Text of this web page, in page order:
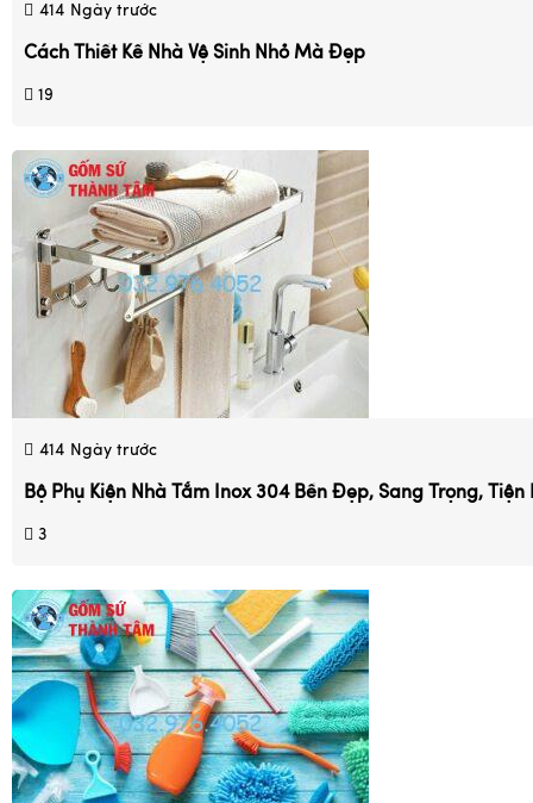
414 Ngày trước
Cách Thiết Kế Nhà Vệ Sinh Nhỏ Mà Đẹp
19
414 Ngày trước
Bộ Phụ Kiện Nhà Tắm Inox 304 Bền Đẹp, Sang Trọng, Tiện
3